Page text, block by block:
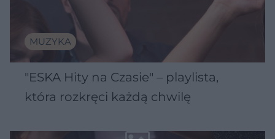
MUZYKA
"ESKA Hity na Czasie" – playlista,
która rozkręci każdą chwilę